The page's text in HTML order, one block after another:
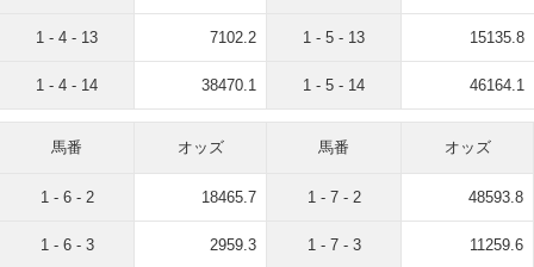
1 - 4 - 13 7102.2
1 - 4 - 14 38470.1
1 - 5 - 13 15135.8
1 - 5 - 14 46164.1
馬番 オッズ
1 - 6 - 2 18465.7
1 - 6 - 3 2959.3
馬番 オッズ
1 - 7 - 2 48593.8
1 - 7 - 3 11259.6